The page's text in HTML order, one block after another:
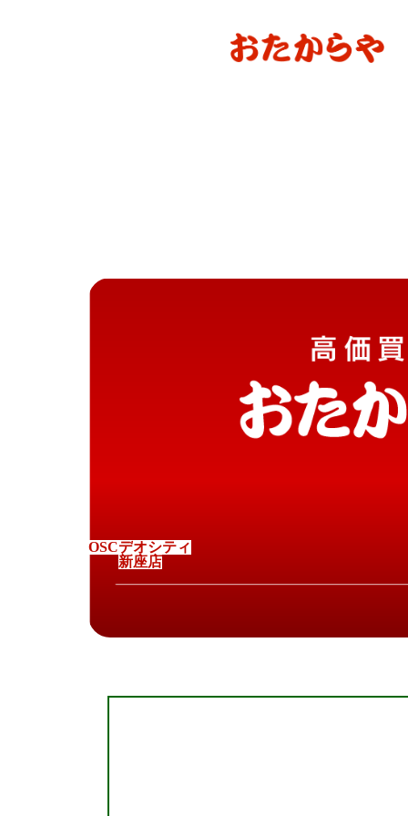
OSCデオシティ
新座店